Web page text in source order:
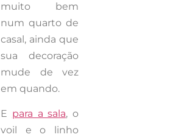
muito bem
num quarto de
casal, ainda que
sua decoração
mude de vez
em quando.
E para a sala, o
voil e o linho